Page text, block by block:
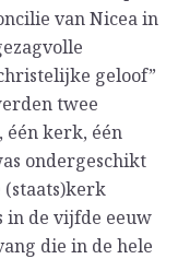
van Nicea in
geloof”
twee
één kerk, één
ondergeschikt
(staats)kerk
in de vijfde eeuw
die in de hele